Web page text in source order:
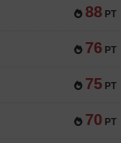
88 PT
76 PT
75 PT
70 PT